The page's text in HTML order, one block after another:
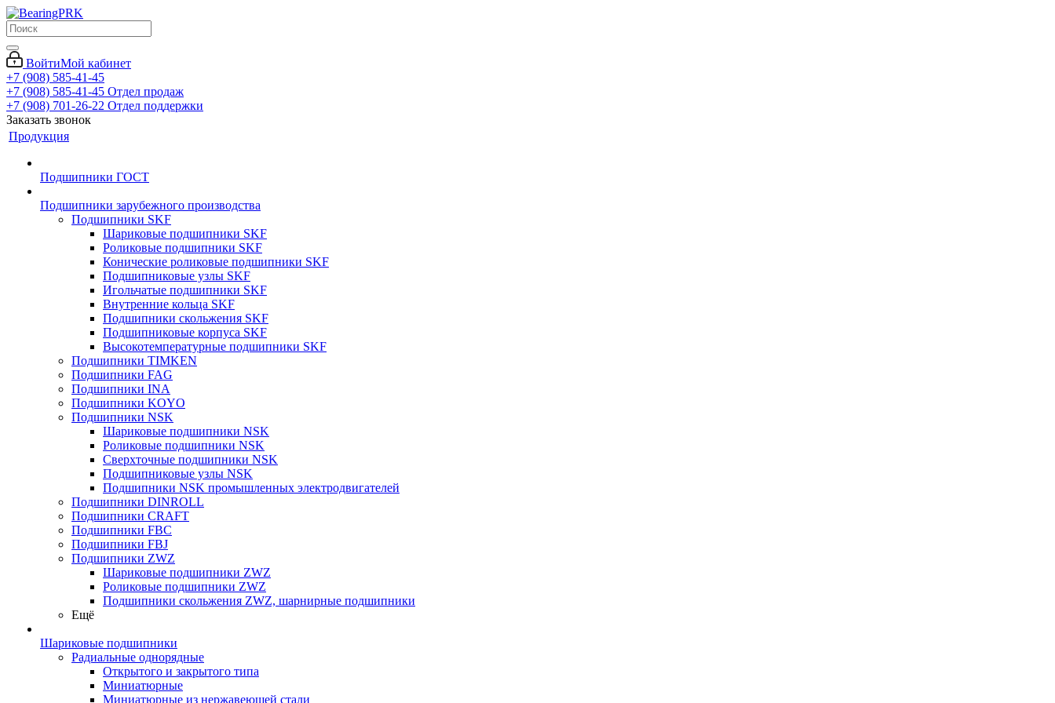
ВойтиМой кабинет
+7 (908) 585-41-45
+7 (908) 585-41-45 Отдел продаж
+7 (908) 701-26-22 Отдел поддержки
Заказать звонок
Продукция
Подшипники ГОСТ
Подшипники зарубежного производства
Подшипники SKF
Шариковые подшипники SKF
Роликовые подшипники SKF
Конические роликовые подшипники SKF
Подшипниковые узлы SKF
Игольчатые подшипники SKF
Внутренние кольца SKF
Подшипники скольжения SKF
Подшипниковые корпуса SKF
Высокотемпературные подшипники SKF
Подшипники TIMKEN
Подшипники FAG
Подшипники INA
Подшипники KOYO
Подшипники NSK
Шариковые подшипники NSK
Роликовые подшипники NSK
Сверхточные подшипники NSK
Подшипниковые узлы NSK
Подшипники NSK промышленных электродвигателей
Подшипники DINROLL
Подшипники CRAFT
Подшипники FBC
Подшипники FBJ
Подшипники ZWZ
Шариковые подшипники ZWZ
Роликовые подшипники ZWZ
Подшипники скольжения ZWZ, шарнирные подшипники
Ещё
Шариковые подшипники
Радиальные однорядные
Открытого и закрытого типа
Миниатюрные
Миниатюрные из нержавеющей стали